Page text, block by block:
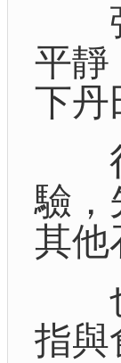
張
平靜
下丹
很
驗，
其他
也
指與